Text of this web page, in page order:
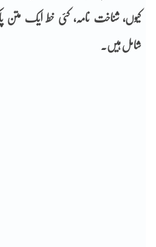
کیوں، شناخت نامہ، کئی خط ایک متن
شاملہیں۔